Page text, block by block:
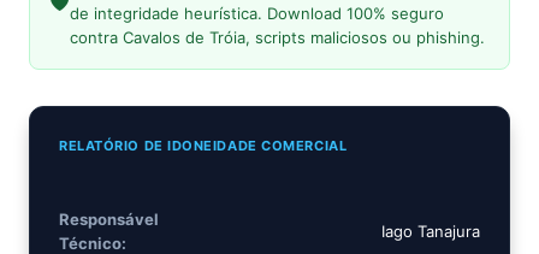
de integridade heurística. Download 100% seguro
contra Cavalos de Tróia, scripts maliciosos ou phishing.
RELATÓRIO DE IDONEIDADE COMERCIAL
Responsável
Técnico:
Iago Tanajura